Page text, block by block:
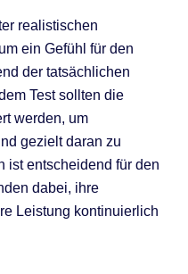
realistischen
ein Gefühl für den
der tatsächlichen
Test sollten die
werden, um
gezielt daran zu
ist entscheidend für den
dabei, ihre
Leistung kontinuierlich